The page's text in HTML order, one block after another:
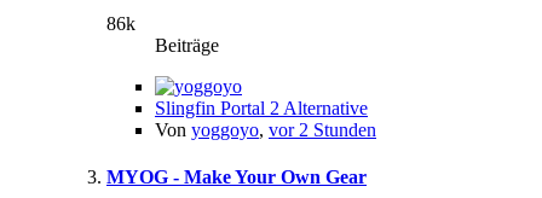
86k
Beiträge
Slingfin Portal 2 Alternative
Von yoggoyo, vor 2 Stunden
MYOG - Make Your Own Gear